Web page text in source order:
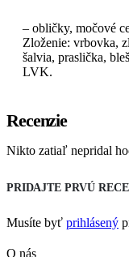
– obličky, močové
Zloženie: vrbovka,
šalvia, praslička,
LVK.
Recenzie
Nikto zatiaľ nepridal
PRIDAJTE PRVÚ
Musíte byť prihlásený
O nás